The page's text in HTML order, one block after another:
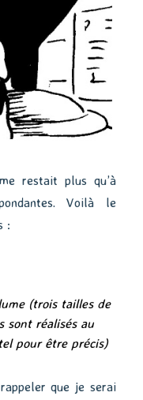
restait plus qu’à
Voilà le
:
(trois tailles de
sont réalisés au
pour être précis)
que je serai